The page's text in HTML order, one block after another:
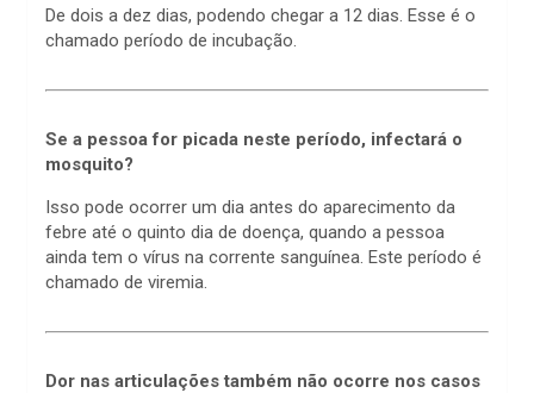
De dois a dez dias, podendo chegar a 12 dias. Esse é o
chamado período de incubação.
Se a pessoa for picada neste período, infectará o
mosquito?
Isso pode ocorrer um dia antes do aparecimento da
febre até o quinto dia de doença, quando a pessoa
ainda tem o vírus na corrente sanguínea. Este período é
chamado de viremia.
Dor nas articulações também não ocorre nos casos